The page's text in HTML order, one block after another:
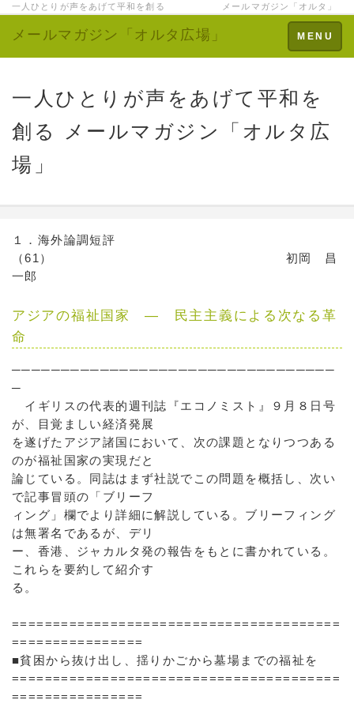
一人ひとりが声をあげて平和を創る メールマガジン「オルタ」
Toggle
navigation
MENU
メールマガジン「オルタ広場」
一人ひとりが声をあげて平和を
創る メールマガジン「オルタ広
場」
１．海外論調短評
（61） 初岡 昌
一郎
アジアの福祉国家 ― 民主主義による次なる革
命
─────────────────────────────────
─
イギリスの代表的週刊誌『エコノミスト』９月８日号
が、目覚ましい経済発展
を遂げたアジア諸国において、次の課題となりつつある
のが福祉国家の実現だと
論じている。同誌はまず社説でこの問題を概括し、次い
で記事冒頭の「ブリーフ
ィング」欄でより詳細に解説している。ブリーフィング
は無署名であるが、デリ
ー、香港、ジャカルタ発の報告をもとに書かれている。
これらを要約して紹介す
る。
========================================
================
■貧困から抜け出し、揺りかごから墓場までの福祉を
========================================
================